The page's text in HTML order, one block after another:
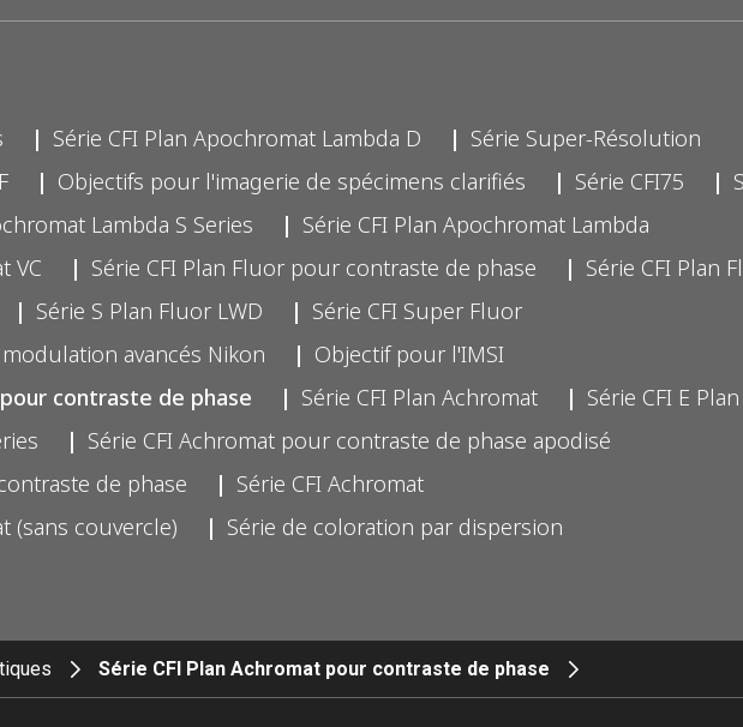
Série CFI Plan Apochromat Lambda D
Série Super-Résolution
Objectifs pour l'imagerie de spécimens clarifiés Série CFI75
Lambda S Series
Série CFI Plan Apochromat Lambda
VC
Série CFI Plan Fluor pour contraste de phase
Série CFI Plan
Série S Plan Fluor LWD
Série CFI Super Fluor
avancés Nikon
Objectif pour l'IMSI
contraste de phase
Série CFI Plan Achromat
Série CFI E
Série CFI Achromat pour contraste de phase apodisé
de phase
Série CFI Achromat
(sans couvercle)
Série de coloration par dispersion
Série CFI Plan Achromat pour contraste de phase